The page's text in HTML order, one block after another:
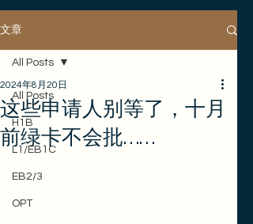
文章
All Posts
H1B
L1/EB1C
EB2/3
OPT
All Posts
这些申请人别等了，十月
前绿卡不会批……
2024年8月20日